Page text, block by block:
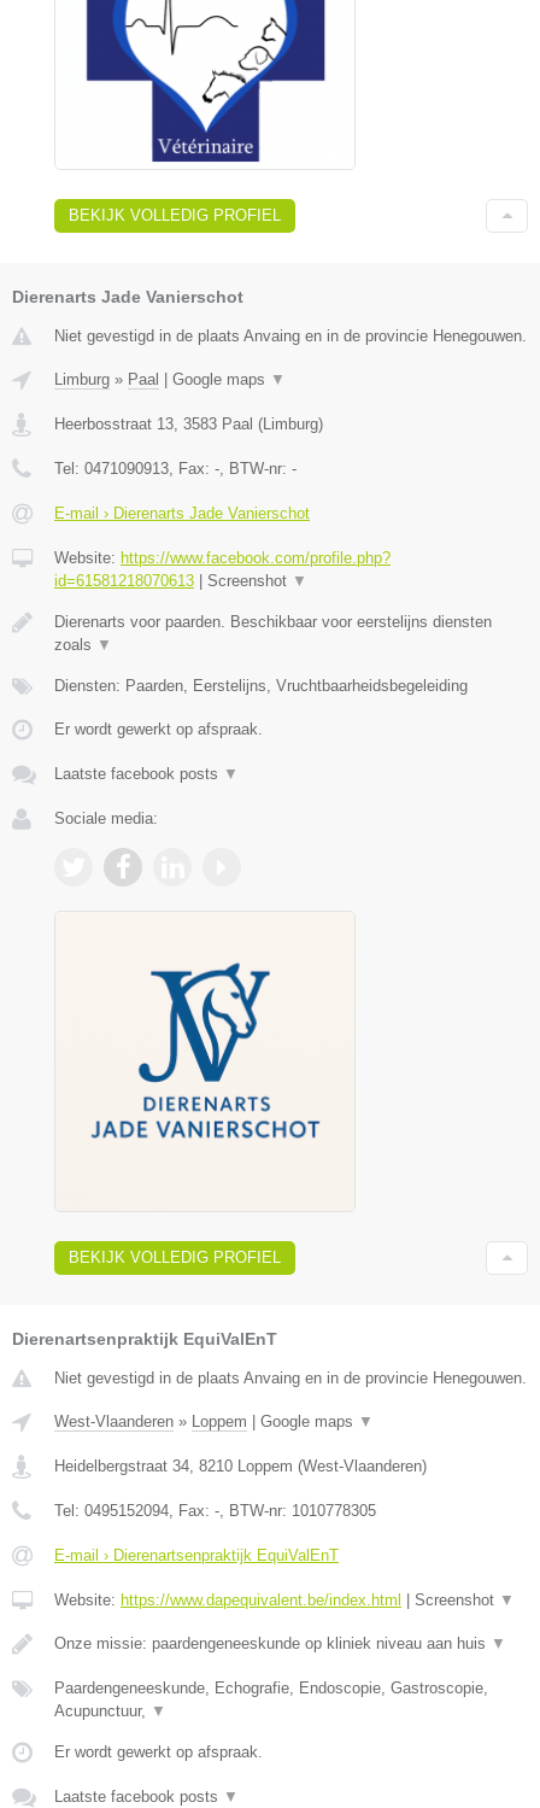
BEKIJK VOLLEDIG PROFIEL
Dierenarts Jade Vanierschot
Niet gevestigd in de plaats Anvaing en in de provincie Henegouwen.
Limburg » Paal | Google maps ▼
Heerbosstraat 13 3583 Paal (Limburg)
Tel: 0471090913 , Fax: - , BTW-nr: -
E-mail › Dierenarts Jade Vanierschot
Website: https://www.facebook.com/profile.php?
id=61581218070613 | Screenshot ▼
Dierenarts voor paarden. Beschikbaar voor eerstelijns diensten
zoals ▼
Diensten: Paarden, Eerstelijns, Vruchtbaarheidsbegeleiding
Er wordt gewerkt op afspraak.
Laatste facebook posts ▼
Sociale media:
BEKIJK VOLLEDIG PROFIEL
Dierenartsenpraktijk EquiValEnT
Niet gevestigd in de plaats Anvaing en in de provincie Henegouwen.
West-Vlaanderen » Loppem | Google maps ▼
Heidelbergstraat 34 8210 Loppem (West-Vlaanderen)
Tel: 0495152094 , Fax: - , BTW-nr: 1010778305
E-mail › Dierenartsenpraktijk EquiValEnT
Website: https://www.dapequivalent.be/index.html | Screenshot ▼
Onze missie: paardengeneeskunde op kliniek niveau aan huis ▼
Paardengeneeskunde, Echografie, Endoscopie, Gastroscopie,
Acupunctuur,
▼
Er wordt gewerkt op afspraak.
Laatste facebook posts ▼